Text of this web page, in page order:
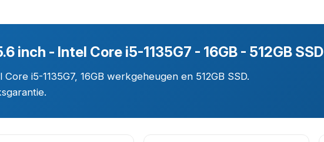
inch - Intel Core i5-1135G7 - 16GB - 512GB SSD
i5-1135G7, 16GB werkgeheugen en 512GB SSD.